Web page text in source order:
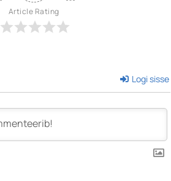
Article Rating
Logi sisse